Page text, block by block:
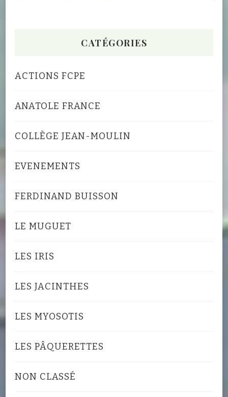
CATÉGORIES
ACTIONS FCPE
ANATOLE FRANCE
COLLÈGE JEAN-MOULIN
EVENEMENTS
FERDINAND BUISSON
LE MUGUET
LES IRIS
LES JACINTHES
LES MYOSOTIS
LES PÂQUERETTES
NON CLASSÉ